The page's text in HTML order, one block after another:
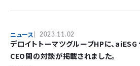
ニュース 2023.11.02
デロイトトーマツグループHPに、
CEO関の対談が掲載されました。